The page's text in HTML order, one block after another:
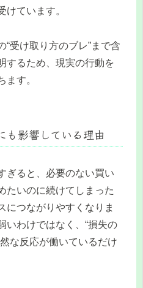
けています。
“受け取り方のブレ”まで含
するため、現実の行動を
ます。
も影響している理由
ぎると、必要のない買い
たいのに続けてしまった
につながりやすくなりま
いわけではなく、“損失の
な反応が働いているだけ